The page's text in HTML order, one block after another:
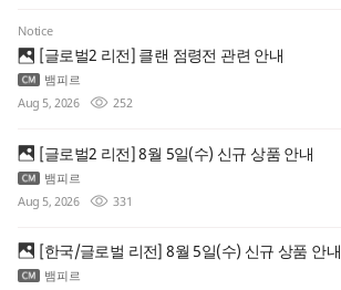
Notice
[글로벌2 리전] 클랜 점령전 관련 안내
뱀피르
Aug 5, 2026
252
[글로벌2 리전] 8월 5일(수) 신규 상품 안내
뱀피르
Aug 5, 2026
331
[한국/글로벌 리전] 8월 5일(수) 신규 상품 안내
뱀피르